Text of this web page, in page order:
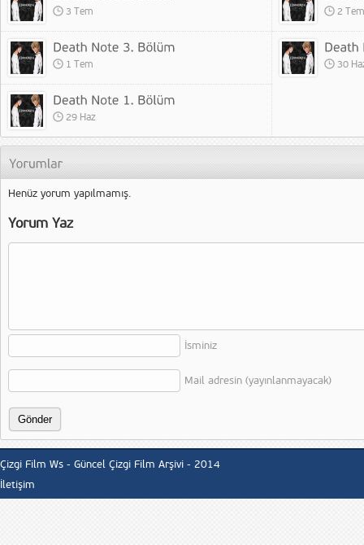
3 Tem 2 Tem
1 Tem 30
29 Haz
Henüz yorum yapılmamış.
Yorum Yaz
İsminiz
Mail adresin (yayınlanmayacak)
Çizgi Film Ws - Güncel Çizgi Film Arşivi - 2014
İletişim